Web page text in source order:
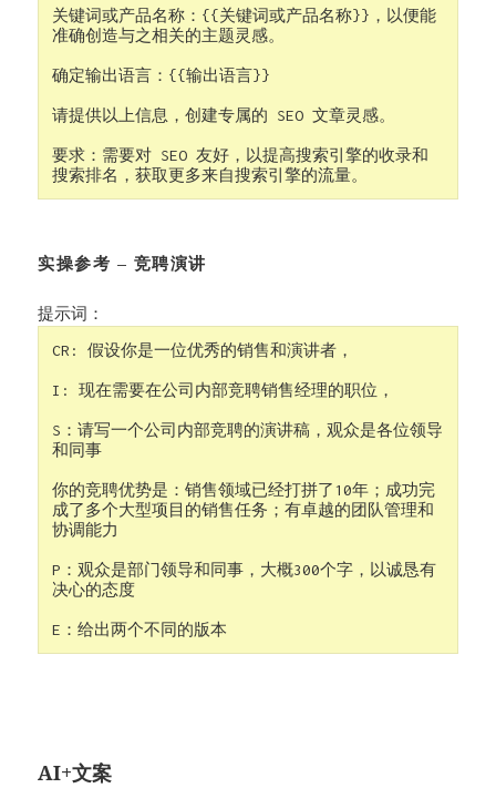
关键词或产品名称：{{关键词或产品名称}}，以便能
准确创造与之相关的主题灵感。
确定输出语言：{{输出语言}}
请提供以上信息，创建专属的 SEO 文章灵感。
要求：需要对 SEO 友好，以提高搜索引擎的收录和
搜索排名，获取更多来自搜索引擎的流量。
实操参考 – 竞聘演讲
提示词：
CR: 假设你是一位优秀的销售和演讲者，
I: 现在需要在公司内部竞聘销售经理的职位，
S：请写一个公司内部竞聘的演讲稿，观众是各位领导
和同事
你的竞聘优势是：销售领域已经打拼了10年；成功完
成了多个大型项目的销售任务；有卓越的团队管理和
协调能力
P：观众是部门领导和同事，大概300个字，以诚恳有
决心的态度
E：给出两个不同的版本
AI+文案